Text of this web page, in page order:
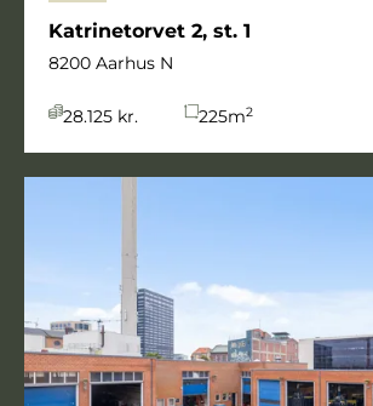
Katrinetorvet 2, st. 1
8200 Aarhus N
28.125 kr. 225m2